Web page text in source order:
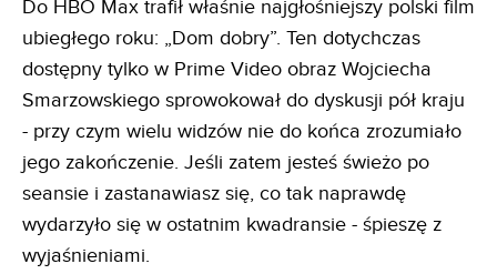
Do HBO Max trafił właśnie najgłośniejszy polski film
ubiegłego roku: „Dom dobry”. Ten dotychczas
dostępny tylko w Prime Video obraz Wojciecha
Smarzowskiego sprowokował do dyskusji pół kraju
- przy czym wielu widzów nie do końca zrozumiało
jego zakończenie. Jeśli zatem jesteś świeżo po
seansie i zastanawiasz się, co tak naprawdę
wydarzyło się w ostatnim kwadransie - śpieszę z
wyjaśnieniami.